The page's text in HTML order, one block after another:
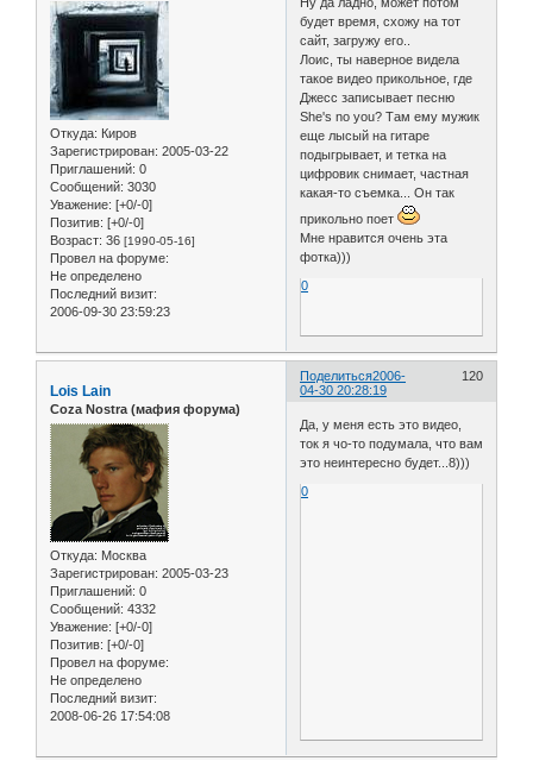
Откуда: Киров
Зарегистрирован: 2005-03-22
Приглашений: 0
Сообщений: 3030
Уважение: [+0/-0]
Позитив: [+0/-0]
Возраст: 36 [1990-05-16]
Провел на форуме:
Не определено
Последний визит:
2006-09-30 23:59:23
будет время, схожу на тот
сайт, загружу его..
Лоис, ты наверное видела
такое видео прикольное, где
Джесс записывает песню
She's no you? Там ему мужик
еще лысый на гитаре
подыгрывает, и тетка на
цифровик снимает, частная
какая-то съемка... Он так
прикольно поет
Мне нравится очень эта
фотка)))
0
Поделиться 120
2006-
04-30 20:28:19
Lois Lain
Coza Nostra (мафия форума)
Откуда: Москва
Зарегистрирован: 2005-03-23
Приглашений: 0
Сообщений: 4332
Уважение: [+0/-0]
Позитив: [+0/-0]
Провел на форуме:
Не определено
Последний визит:
2008-06-26 17:54:08
Да, у меня есть это видео,
ток я чо-то подумала, что вам
это неинтересно будет...8)))
0